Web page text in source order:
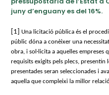
juny d’enguany es del 16%.
[1]
Una licitació pública és el
públic dóna a conèixer una
obra, i sol·licita a aquelles
requisits exigits pels plecs, presentin
presentades seran seleccionades i
aquella que compleixi la millor